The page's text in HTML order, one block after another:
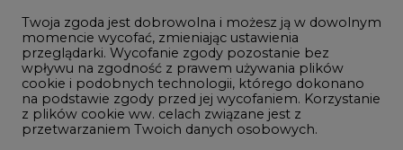
Atom
Fotowoltaika
Offshore wind
Twoja zgoda jest dobrowolna i możesz ją w dowolnym
momencie wycofać, zmieniając ustawienia
przeglądarki. Wycofanie zgody pozostanie bez
wpływu na zgodność z prawem używania plików
cookie i podobnych technologii, którego dokonano
na podstawie zgody przed jej wycofaniem. Korzystanie
z plików cookie ww. celach związane jest z
przetwarzaniem Twoich danych osobowych.